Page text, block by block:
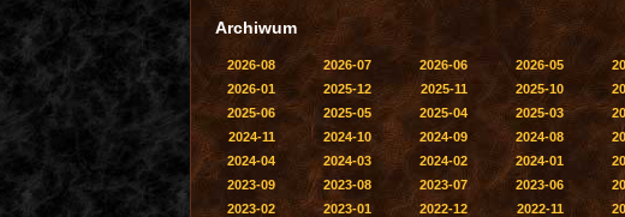
Archiwum
2026-08 2026-07 2026-06 2026-05
2026-01
2025-12 2025-11 2025-10
2025-06
2025-05 2025-04 2025-03
2024-11
2024-10 2024-09 2024-08
2024-04
2024-03 2024-02 2024-01
2023-09
2023-08 2023-07 2023-06
2023-02
2023-01 2022-12 2022-11